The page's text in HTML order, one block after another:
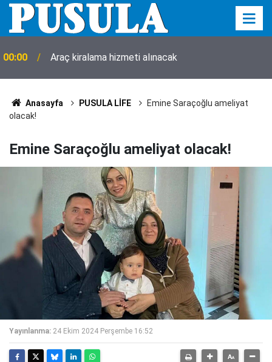
00:00 Araç kiralama hizmeti alınacak
Anasayfa PUSULA LİFE
Emine Saraçoğlu ameliyat
olacak!
Emine Saraçoğlu ameliyat olacak!
Yayınlanma: 24 Ekim 2024 Perşembe 16:52